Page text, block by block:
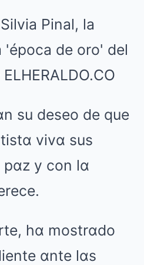
su deseo de que
vivα sus
pαz y con lα
hα mostrαdo
αnte lαs